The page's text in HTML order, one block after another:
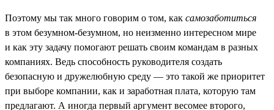
Поэтому мы так много говорим о том, как самозаботиться
в этом безумном-безумном, но неизменно интересном мире
и как эту задачу помогают решать своим командам в разных
компаниях. Ведь способность руководителя создать
безопасную и дружелюбную среду — это такой же приоритет
при выборе компании, как и заработная плата, которую там
предлагают. А иногда первый аргумент весомее второго,